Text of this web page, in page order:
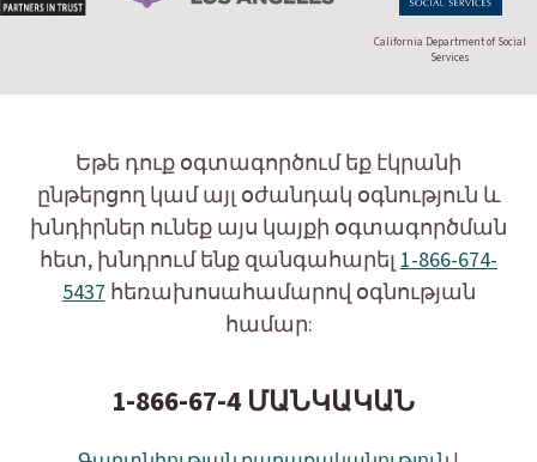
California Department of Social
Services
Եթե դուք օգտագործում եք էկրանի
ընթերցող կամ այլ օժանդակ օգնություն և
խնդիրներ ունեք այս կայքի օգտագործման
հետ, խնդրում ենք զանգահարել 1-866-674-
5437 հեռախոսահամարով օգնության
համար:
1-866-67-4 ՄԱՆԿԱԿԱՆ